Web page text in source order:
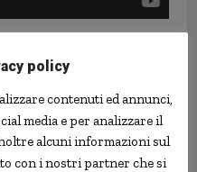
policy
contenuti ed annunci,
media e per analizzare il
alcuni informazioni sul
con i nostri partner che si